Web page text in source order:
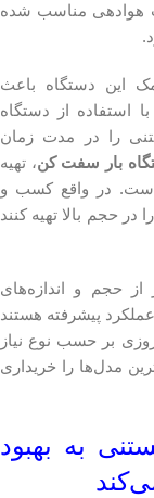
هوادهی مناسب شده
این دستگاه باعث
استفاده از دستگاه
را در مدت زمان
بار سفت کن، تهیه
است. در واقع کسب و
در حجم بالا تهیه کنند
از حجم و اندازه‌های
پیشرفته هستند
بر حسب نوع نیاز
مدل‌ها را خریداری
به بهبود